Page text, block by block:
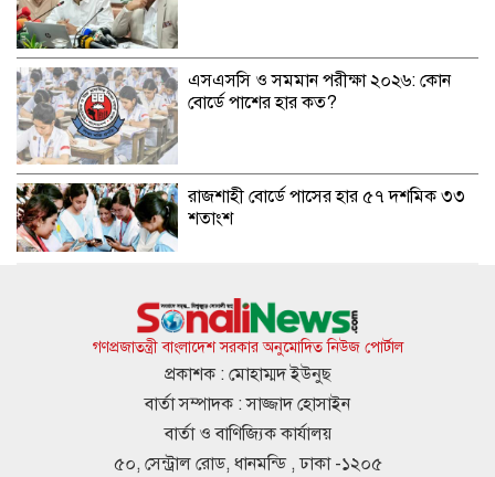
এসএসসি ও সমমান পরীক্ষা ২০২৬: কোন
বোর্ডে পাশের হার কত?
রাজশাহী বোর্ডে পাসের হার ৫৭ দশমিক ৩৩
শতাংশ
৩১২ শিক্ষাপ্রতিষ্ঠানে কেউ পাস করেনি
ঢাকা বোর্ডে পাসের হার ৭১.৬৩ শতাংশ
গণপ্রজাতন্ত্রী বাংলাদেশ সরকার অনুমোদিত নিউজ পোর্টাল
প্রকাশক : মোহাম্মদ ইউনুছ
বার্তা সম্পাদক : সাজ্জাদ হোসাইন
বার্তা ও বাণিজ্যিক কার্যালয়
৫০, সেন্ট্রাল রোড, ধানমন্ডি , ঢাকা -১২০৫